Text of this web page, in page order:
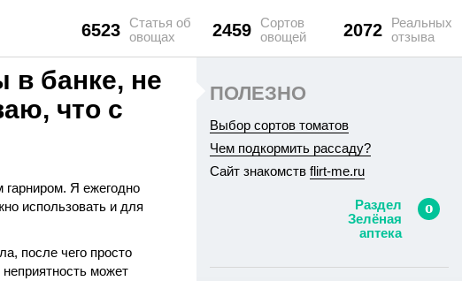
6523
Статья об
овощах
2459
Сортов
овощей
2072
Реальных
отзыва
в банке, не
что с
гарниром. Я ежегодно
использовать и для
после чего просто
может
ПОЛЕЗНО
Выбор сортов томатов
Чем подкормить рассаду?
Сайт знакомств flirt-me.ru
Раздел
Зелёная
аптека